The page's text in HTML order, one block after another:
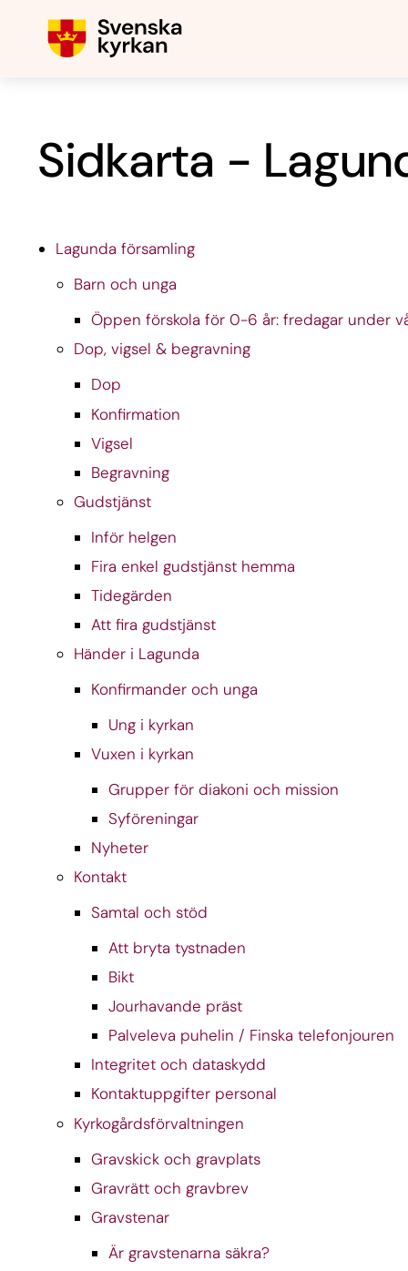
Sidkarta -
Lagunda församling
Barn och unga
Öppen förskola för 0-6 år: fredagar under
Dop, vigsel & begravning
Dop
Konfirmation
Vigsel
Begravning
Gudstjänst
Inför helgen
Fira enkel gudstjänst hemma
Tidegärden
Att fira gudstjänst
Händer i Lagunda
Konfirmander och unga
Ung i kyrkan
Vuxen i kyrkan
Grupper för diakoni och mission
Syföreningar
Nyheter
Kontakt
Samtal och stöd
Att bryta tystnaden
Bikt
Jourhavande präst
Palveleva puhelin / Finska telefonjouren
Integritet och dataskydd
Kontaktuppgifter personal
Kyrkogårdsförvaltningen
Gravskick och gravplats
Gravrätt och gravbrev
Gravstenar
Är gravstenarna säkra?